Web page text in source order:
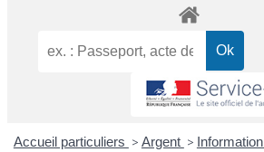
Accueil particuliers > Argent >